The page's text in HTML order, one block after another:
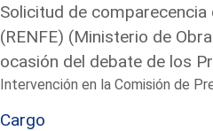
Solicitud de
(RENFE) (Ministerio de
ocasión del debate de los
Intervención en la Comisión de
Cargo